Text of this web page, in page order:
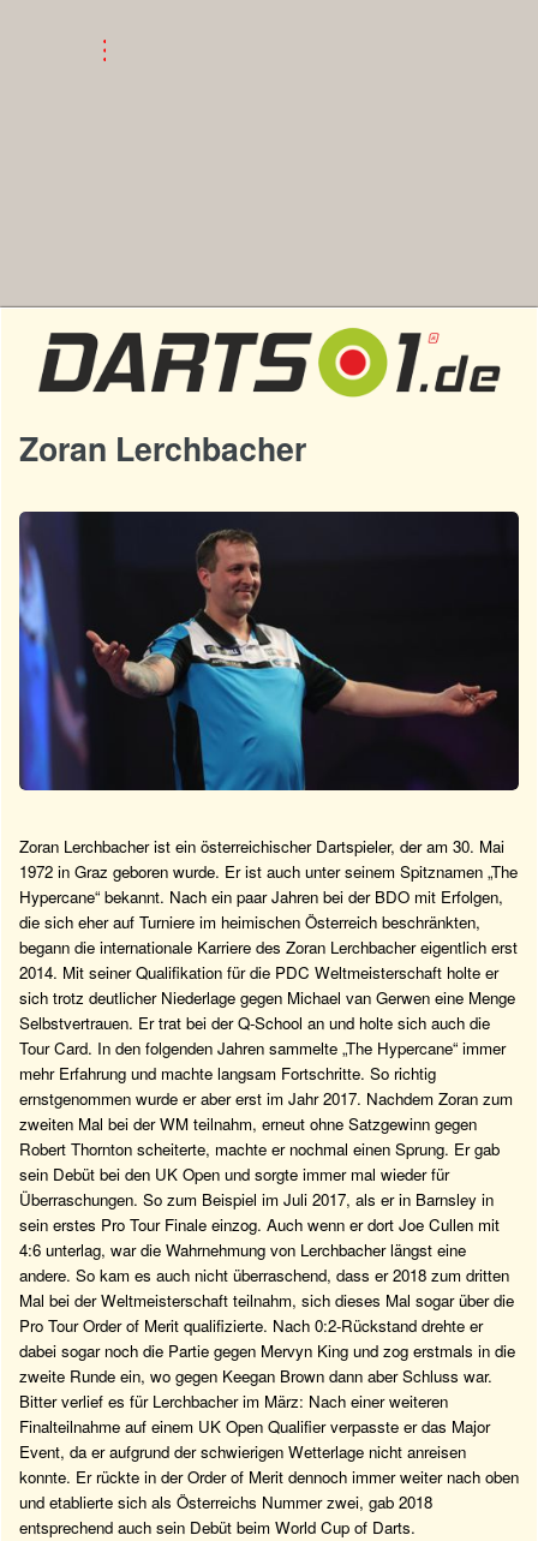
Zoran Lerchbacher
Zoran Lerchbacher ist ein österreichischer Dartspieler, der am 30. Mai
1972 in Graz geboren wurde. Er ist auch unter seinem Spitznamen „The
Hypercane“ bekannt. Nach ein paar Jahren bei der BDO mit Erfolgen,
die sich eher auf Turniere im heimischen Österreich beschränkten,
begann die internationale Karriere des Zoran Lerchbacher eigentlich erst
2014. Mit seiner Qualifikation für die PDC Weltmeisterschaft holte er
sich trotz deutlicher Niederlage gegen Michael van Gerwen eine Menge
Selbstvertrauen. Er trat bei der Q-School an und holte sich auch die
Tour Card. In den folgenden Jahren sammelte „The Hypercane“ immer
mehr Erfahrung und machte langsam Fortschritte. So richtig
ernstgenommen wurde er aber erst im Jahr 2017. Nachdem Zoran zum
zweiten Mal bei der WM teilnahm, erneut ohne Satzgewinn gegen
Robert Thornton scheiterte, machte er nochmal einen Sprung. Er gab
sein Debüt bei den UK Open und sorgte immer mal wieder für
Überraschungen. So zum Beispiel im Juli 2017, als er in Barnsley in
sein erstes Pro Tour Finale einzog. Auch wenn er dort Joe Cullen mit
4:6 unterlag, war die Wahrnehmung von Lerchbacher längst eine
andere. So kam es auch nicht überraschend, dass er 2018 zum dritten
Mal bei der Weltmeisterschaft teilnahm, sich dieses Mal sogar über die
Pro Tour Order of Merit qualifizierte. Nach 0:2-Rückstand drehte er
dabei sogar noch die Partie gegen Mervyn King und zog erstmals in die
zweite Runde ein, wo gegen Keegan Brown dann aber Schluss war.
Bitter verlief es für Lerchbacher im März: Nach einer weiteren
Finalteilnahme auf einem UK Open Qualifier verpasste er das Major
Event, da er aufgrund der schwierigen Wetterlage nicht anreisen
konnte. Er rückte in der Order of Merit dennoch immer weiter nach oben
und etablierte sich als Österreichs Nummer zwei, gab 2018
entsprechend auch sein Debüt beim World Cup of Darts.